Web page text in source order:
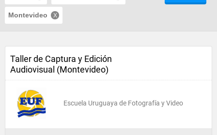
Montevideo
Taller de Captura y Edición
Audiovisual (Montevideo)
Escuela Uruguaya de Fotografía y Video